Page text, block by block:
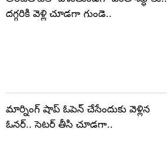
దగ్గరికి వెళ్లి చూడగా గుండె..
మార్నింగ్ షాప్ ఓపెన్ చేసేందుకు వెళ్లిన
ఓనర్.. సెటర్ తీసి చూడగా..